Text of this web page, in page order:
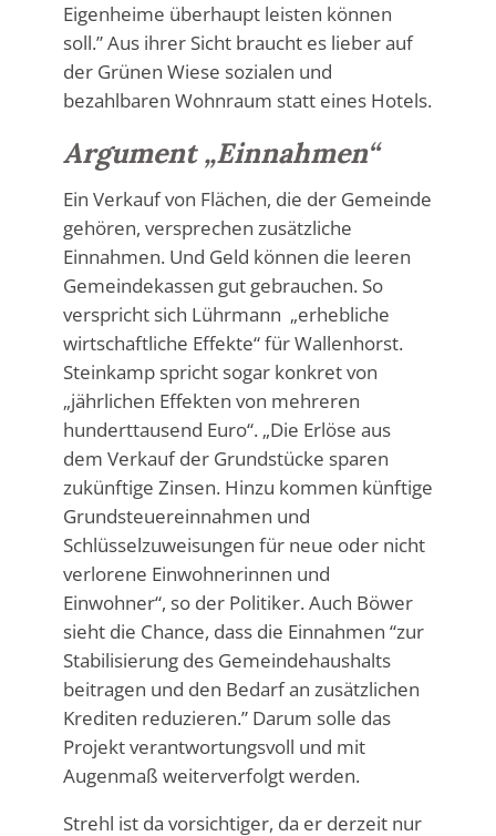
Eigenheime überhaupt leisten können
soll.” Aus ihrer Sicht braucht es lieber auf
der Grünen Wiese sozialen und
bezahlbaren Wohnraum statt eines Hotels.
Argument „Einnahmen“
Ein Verkauf von Flächen, die der Gemeinde
gehören, versprechen zusätzliche
Einnahmen. Und Geld können die leeren
Gemeindekassen gut gebrauchen. So
verspricht sich Lührmann „erhebliche
wirtschaftliche Effekte“ für Wallenhorst.
Steinkamp spricht sogar konkret von
„jährlichen Effekten von mehreren
hunderttausend Euro“. „Die Erlöse aus
dem Verkauf der Grundstücke sparen
zukünftige Zinsen. Hinzu kommen künftige
Grundsteuereinnahmen und
Schlüsselzuweisungen für neue oder nicht
verlorene Einwohnerinnen und
Einwohner“, so der Politiker. Auch Böwer
sieht die Chance, dass die Einnahmen “zur
Stabilisierung des Gemeindehaushalts
beitragen und den Bedarf an zusätzlichen
Krediten reduzieren.” Darum solle das
Projekt verantwortungsvoll und mit
Augenmaß weiterverfolgt werden.
Strehl ist da vorsichtiger, da er derzeit nur